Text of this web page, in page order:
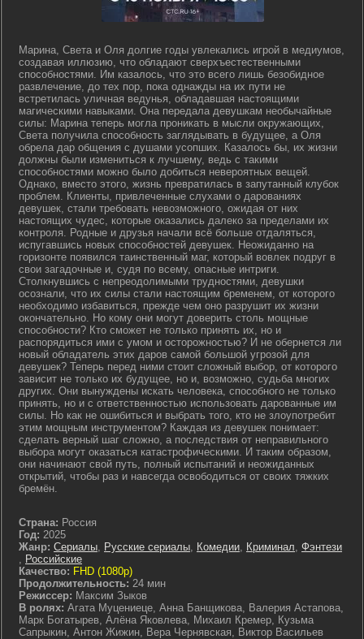
Марина, Света и Оля долгие годы увлекались игрой в медиумов,
создавая иллюзию, что обладают сверхъестественными
способностями. Им казалось, что это всего лишь безобидное
развлечение, до тех пор, пока однажды на их пути не
встретилась уличная ведунья, обладавшая настоящими
магическими навыками. Она передала девушкам необычайные
силы: Марина теперь могла проникать в мысли окружающих,
Света получила способность заглядывать в будущее, а Оля
обрела дар общения с душами усопших. Казалось бы, их жизни
должны были измениться к лучшему, ведь с такими
способностями можно было добиться невероятных вещей.
Однако, вместо этого, жизнь превратилась в запутанный клубок
проблем. Клиенты, привлеченные слухами о дарованиях
девушек, стали требовать невозможного, ожидая от них
настоящих чудес, которые оказались далеко за пределами их
контроля. Родные и друзья начали всё больше отдаляться,
испугавшись новых способностей девушек. Неожиданно на
горизонте появился таинственный маг, который вовлек подруг в
свои загадочные и, судя по всему, опасные интриги.
Столкнувшись с непреодолимыми трудностями, девушки
осознали, что их силы стали настоящим бременем, от которого
необходимо избавиться, прежде чем оно разрушит их жизни
окончательно. Но кому они могут доверить столь мощные
способности? Кто сможет не только принять их, но и
распорядиться ими с умом и осторожностью? И не обернется ли
новый обладатель этих даров самой большой угрозой для
девушек? Теперь перед ними стоит сложный выбор, от которого
зависит не только их будущее, но и, возможно, судьба многих
других. Они вынуждены искать человека, способного не только
принять, но и с ответственностью использовать дарованные им
силы. Но как не ошибиться и выбрать того, кто не злоупотребит
этим мощным инструментом? Каждая из девушек понимает:
сделать верный шаг сложно, а последствия от неправильного
выбора могут оказаться катастрофическими. И таким образом,
они начинают свой путь, полный испытаний и неожиданных
открытий, чтобы раз и навсегда освободиться от своих тяжких
бремён.
Страна: Россия
Год: 2025
Жанр: Сериалы, Русские сериалы, Комедии, Криминал, Фэнтези
, Российские
Качество: FHD (1080p)
Продолжительность: 24 мин
Режиссер: Максим Зыков
В ролях: Агата Муцениеце, Анна Банщикова, Валерия Астапова,
Марк Богатырев, Алёна Яковлева, Михаил Кремер, Кузьма
Сапрыкин, Антон Жижин, Вера Чернявская, Виктор Васильев